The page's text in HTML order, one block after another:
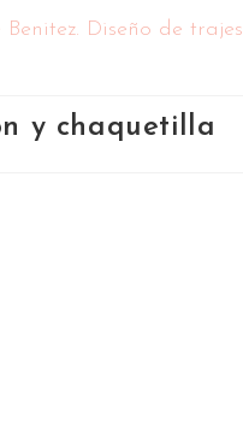
y chaquetilla